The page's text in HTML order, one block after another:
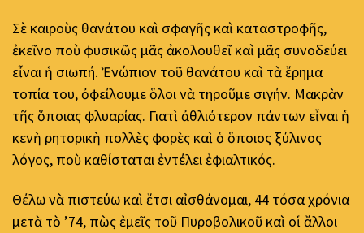
Σὲ καιροὺς θανάτου καὶ σφαγῆς καὶ καταστροφῆς,
ἐκεῖνο ποὺ φυσικῶς μᾶς ἀκολουθεῖ καὶ μᾶς συνοδεύει
εἶναι ἡ σιωπή. Ἐνώπιον τοῦ θανάτου καὶ τὰ ἔρημα
τοπία του, ὀφείλουμε ὅλοι νὰ τηροῦμε σιγήν. Μακρὰν
τῆς ὅποιας φλυαρίας. Γιατὶ ἀθλιότερον πάντων εἶναι ἡ
κενὴ ρητορικὴ πολλὲς φορὲς καὶ ὁ ὅποιος ξύλινος
λόγος, ποὺ καθίσταται ἐντέλει ἐφιαλτικός.
Θέλω νὰ πιστεύω καὶ ἔτσι αἰσθάνομαι, 44 τόσα χρόνια
μετὰ τὸ ’74, πὼς ἐμεῖς τοῦ Πυροβολικοῦ καὶ οἱ ἄλλοι